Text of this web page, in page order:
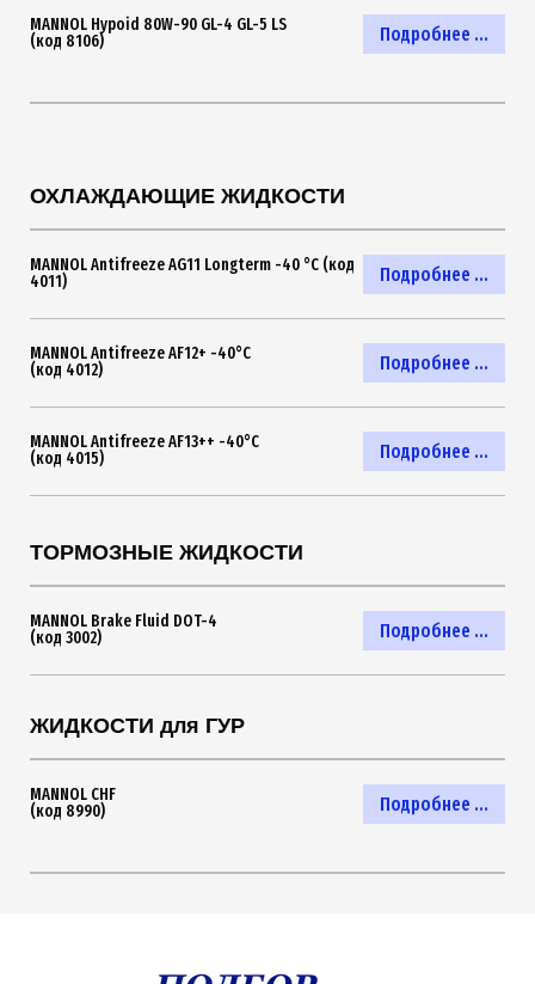
Подробнее ...
MANNOL Hypoid 80W-90 GL-4 GL-5 LS
(код 8106)
ОХЛАЖДАЮЩИЕ ЖИДКОСТИ
Подробнее ...
MANNOL Antifreeze AG11 Longterm -40 °C (код
4011)
Подробнее ...
MANNOL Antifreeze AF12+ -40°C
(код 4012)
Подробнее ...
MANNOL Antifreeze AF13++ -40°C
(код 4015)
ТОРМОЗНЫЕ ЖИДКОСТИ
Подробнее ...
MANNOL Brake Fluid DOT-4
(код 3002)
ЖИДКОСТИ для ГУР
Подробнее ...
MANNOL CHF
(код 8990)